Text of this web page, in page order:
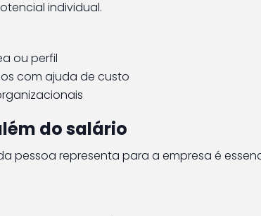
individual.
ou perfil
com ajuda de custo
do salário
pessoa representa para a empresa é